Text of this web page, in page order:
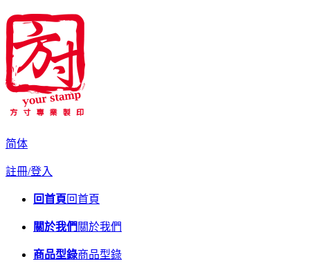
简体
註冊/登入
回首頁回首頁
關於我們 關於我們
商品型錄商品型錄